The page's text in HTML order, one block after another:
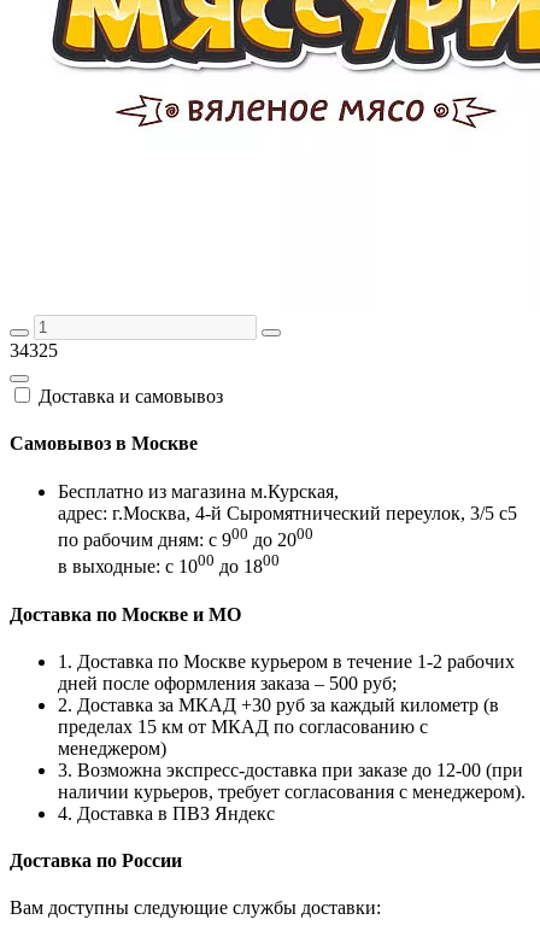
34325
Доставка и самовывоз
Самовывоз в Москве
Бесплатно из магазина м.Курская,
адрес: г.Москва, 4-й Сыромятнический переулок, 3/5 с5
по рабочим дням: с 900 до 2000
в выходные: с 1000 до 1800
Доставка по Москве и МО
1. Доставка по Москве курьером в течение 1-2 рабочих
дней после оформления заказа – 500 руб;
2. Доставка за МКАД +30 руб за каждый километр (в
пределах 15 км от МКАД по согласованию с
менеджером)
3. Возможна экспресс-доставка при заказе до 12-00 (при
наличии курьеров, требует согласования с менеджером).
4. Доставка в ПВЗ Яндекс
Доставка по России
Вам доступны следующие службы доставки: